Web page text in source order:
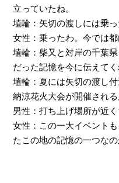
立っていたね。
埴輪：矢切の渡しには乗っ
女性：乗ったわ。今では都
埴輪：柴又と対岸の千葉
だった記憶を今に伝えてく
埴輪：夏には矢切の渡し
納涼花火大会が開催される
男性：打ち上げ場所が近
女性：この一大イベント
たこの地の記憶の一つなの